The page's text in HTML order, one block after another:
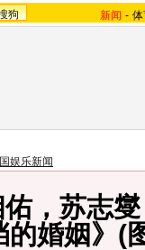
狗 新闻 -
娱乐新闻
，苏志
的婚姻》(